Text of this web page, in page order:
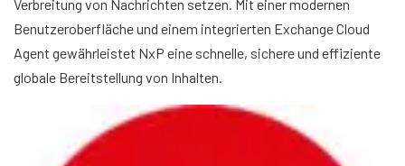
Verbreitung von Nachrichten setzen. Mit einer modernen
Benutzeroberfläche und einem integrierten Exchange Cloud
Agent gewährleistet NxP eine schnelle, sichere und effiziente
globale Bereitstellung von Inhalten.